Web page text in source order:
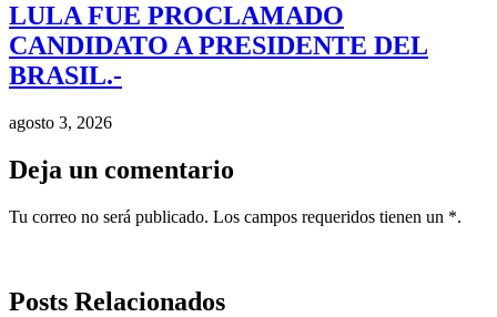
LULA FUE PROCLAMADO
CANDIDATO A PRESIDENTE DEL
BRASIL.-
agosto 3, 2026
Deja un comentario
Tu correo no será publicado. Los campos requeridos tienen un *.
Posts Relacionados